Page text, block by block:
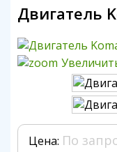
Двигатель
Цена: По